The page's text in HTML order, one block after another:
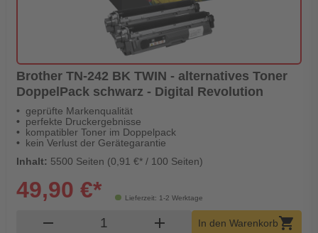
Brother TN-242 BK TWIN - alternatives Toner
DoppelPack schwarz - Digital Revolution
geprüfte Markenqualität
perfekte Druckergebnisse
kompatibler Toner im Doppelpack
kein Verlust der Gerätegarantie
Inhalt: 5500 Seiten (0,91 €* / 100 Seiten)
Lieferzeit: 1-2 Werktage
49,90 €*
remove Produkt Warenkorb Menge
add In den Warenkorb shopping_cart